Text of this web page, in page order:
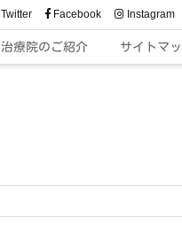
治療院のご紹介 サイトマ
Twitter Facebook Instagram